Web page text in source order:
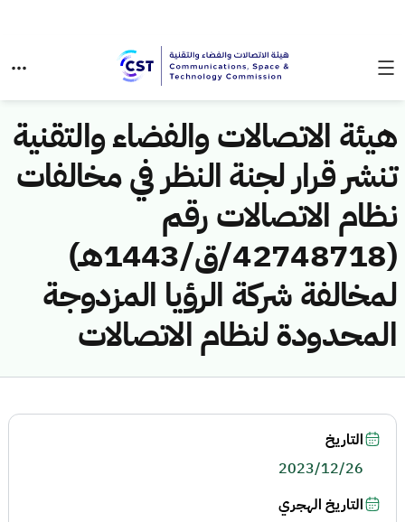
هيئة الاتصالات والفضاء والتقنية
تنشر قرار لجنة النظر في مخالفات
نظام الاتصالات رقم
(42748718/ق/1443هـ)
لمخالفة شركة الرؤيا المزدوجة
المحدودة لنظام الاتصالات
التاريخ
2023/12/26
التاريخ الهجري